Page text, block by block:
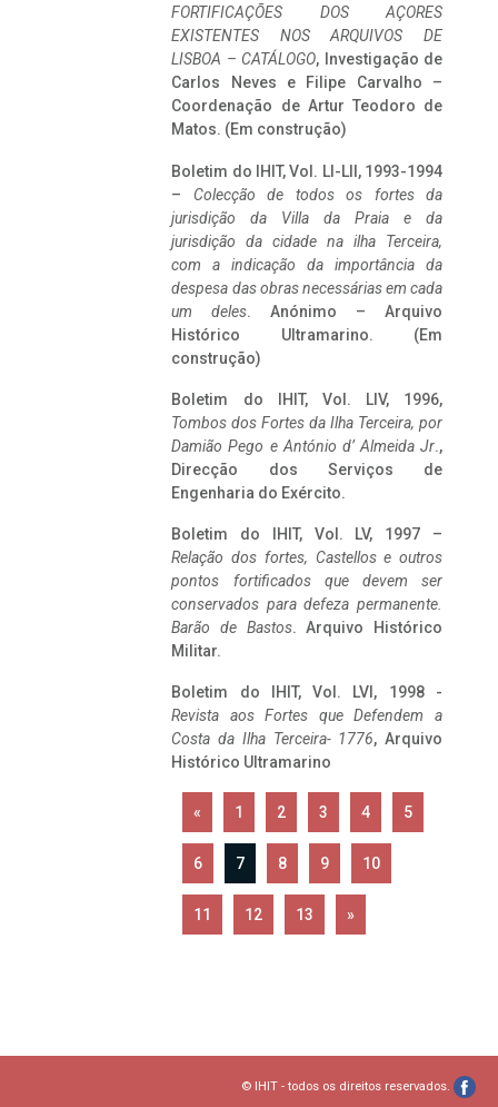
FORTIFICAÇÕES DOS AÇORES
EXISTENTES NOS ARQUIVOS DE
LISBOA – CATÁLOGO, Investigação de
Carlos Neves e Filipe Carvalho –
Coordenação de Artur Teodoro de
Matos. (Em construção)
Boletim do IHIT, Vol. LI-LII, 1993-1994
– Colecção de todos os fortes da
jurisdição da Villa da Praia e da
jurisdição da cidade na ilha Terceira,
com a indicação da importância da
despesa das obras necessárias em cada
um deles. Anónimo – Arquivo
Histórico Ultramarino. (Em
construção)
Boletim do IHIT, Vol. LIV, 1996,
Tombos dos Fortes da Ilha Terceira, por
Damião Pego e António d’ Almeida Jr.,
Direcção dos Serviços de
Engenharia do Exército.
Boletim do IHIT, Vol. LV, 1997 –
Relação dos fortes, Castellos e outros
pontos fortificados que devem ser
conservados para defeza permanente.
Barão de Bastos. Arquivo Histórico
Militar.
Boletim do IHIT, Vol. LVI, 1998 -
Revista aos Fortes que Defendem a
Costa da Ilha Terceira- 1776, Arquivo
Histórico Ultramarino
« 1 2 3 4 5
6 7 8 9 10
11 12 13 »
© IHIT - todos os direitos reservados.